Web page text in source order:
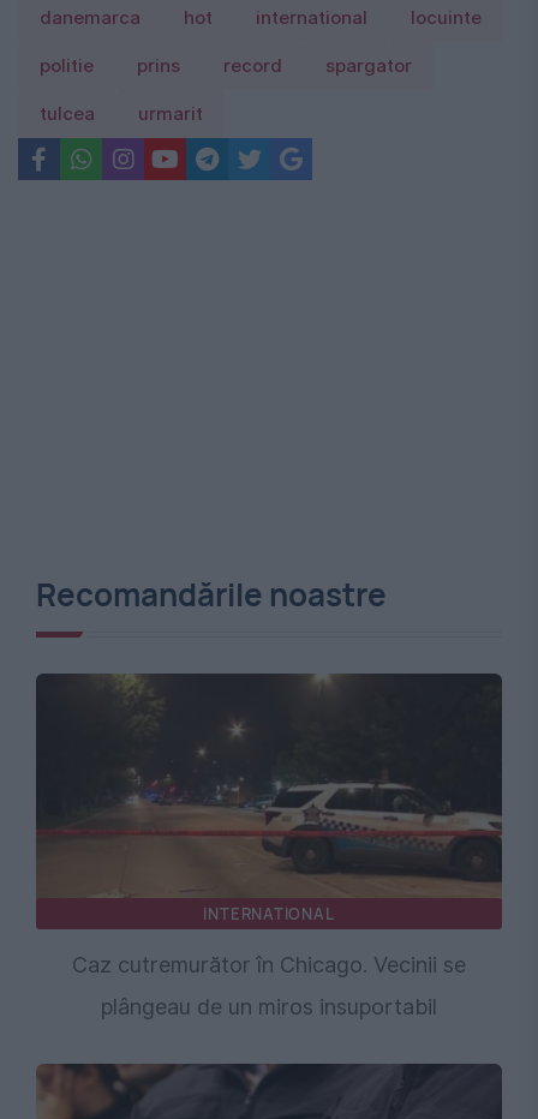
danemarca hot international locuinte
politie prins record spargator
tulcea urmarit
Recomandările noastre
INTERNATIONAL
Caz cutremurător în Chicago. Vecinii se
plângeau de un miros insuportabil